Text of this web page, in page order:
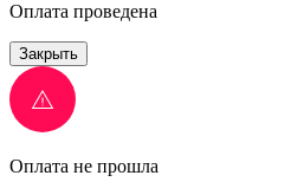
Оплата проведена
Закрыть
Оплата не прошла